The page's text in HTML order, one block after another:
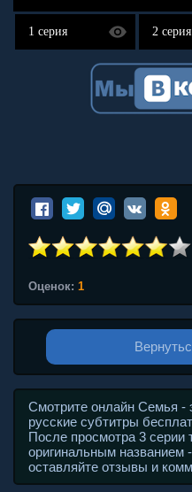
1 серия 2 серия
Оценок: 1
Смотрите онлайн Семья -
русские субтитры
После просмотра 3 серии
оригинальным названием
оставляйте отзывы и